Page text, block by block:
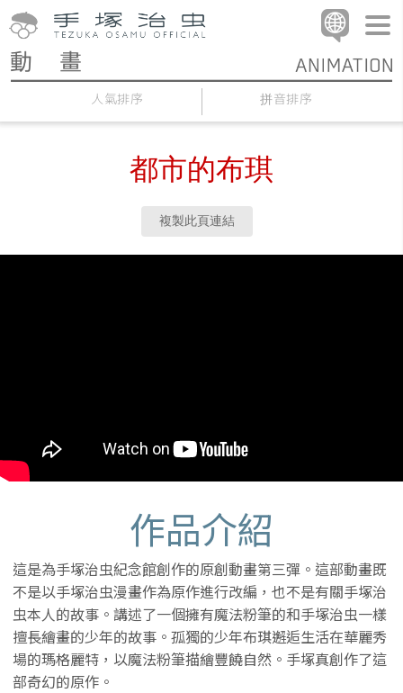
人氣排序 拼音排序
都市的布琪
複製此頁連結
作品介紹
這是為手塚治虫紀念館創作的原創動畫第三彈。這部動畫既
不是以手塚治虫漫畫作為原作進行改編，也不是有關手塚治
虫本人的故事。講述了一個擁有魔法粉筆的和手塚治虫一樣
擅長繪畫的少年的故事。孤獨的少年布琪邂逅生活在華麗秀
場的瑪格麗特，以魔法粉筆描繪豐饒自然。手塚真創作了這
部奇幻的原作。